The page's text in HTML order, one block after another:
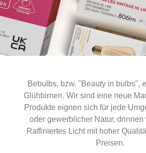
Bebulbs, bzw. "Beauty in bulbs",
Glühbirnen. Wir sind eine neue
Produkte eignen sich für jede
oder gewerblicher Natur,
Raffiniertes Licht mit hoher
Preisen.